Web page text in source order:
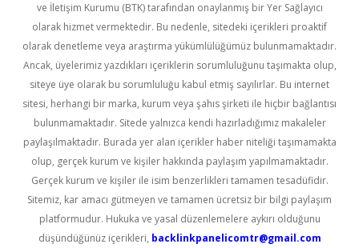
ve İletişim Kurumu (BTK) tarafından onaylanmış bir Yer Sağlayıcı
olarak hizmet vermektedir. Bu nedenle, sitedeki içerikleri proaktif
olarak denetleme veya araştırma yükümlülüğümüz bulunmamaktadır.
Ancak, üyelerimiz yazdıkları içeriklerin sorumluluğunu taşımakta olup,
siteye üye olarak bu sorumluluğu kabul etmiş sayılırlar. Bu internet
sitesi, herhangi bir marka, kurum veya şahıs şirketi ile hiçbir bağlantısı
bulunmamaktadır. Sitede yalnızca kendi hazırladığımız makaleler
paylaşılmaktadır. Burada yer alan içerikler haber niteliği taşımamakta
olup, gerçek kurum ve kişiler hakkında paylaşım yapılmamaktadır.
Gerçek kurum ve kişiler ile isim benzerlikleri tamamen tesadüfidir.
Sitemiz, kar amacı gütmeyen ve tamamen ücretsiz bir bilgi paylaşım
platformudur. Hukuka ve yasal düzenlemelere aykırı olduğunu
düşündüğünüz içerikleri, backlinkpanelicomtr@gmail.com